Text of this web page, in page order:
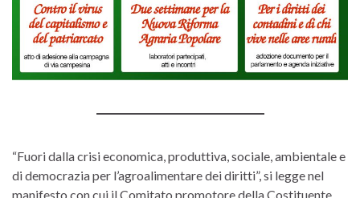
“Fuori dalla crisi economica, produttiva, sociale, ambientale e
di democrazia per l’agroalimentare dei diritti”, si legge nel
manifesto con cui il Comitato promotore della Costituente